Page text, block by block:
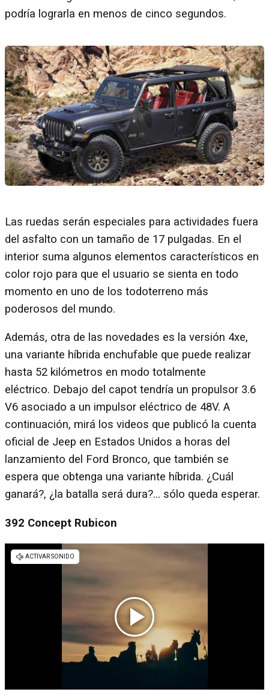
podría lograrla en menos de cinco segundos.
Las ruedas serán especiales para actividades fuera
del asfalto con un tamaño de 17 pulgadas. En el
interior suma algunos elementos característicos en
color rojo para que el usuario se sienta en todo
momento en uno de los todoterreno más
poderosos del mundo.
Además, otra de las novedades es la versión 4xe,
una variante híbrida enchufable que puede realizar
hasta 52 kilómetros en modo totalmente
eléctrico. Debajo del capot tendría un propulsor 3.6
V6 asociado a un impulsor eléctrico de 48V. A
continuación, mirá los videos que publicó la cuenta
oficial de Jeep en Estados Unidos a horas del
lanzamiento del Ford Bronco, que también se
espera que obtenga una variante híbrida. ¿Cuál
ganará?, ¿la batalla será dura?... sólo queda esperar.
392 Concept Rubicon